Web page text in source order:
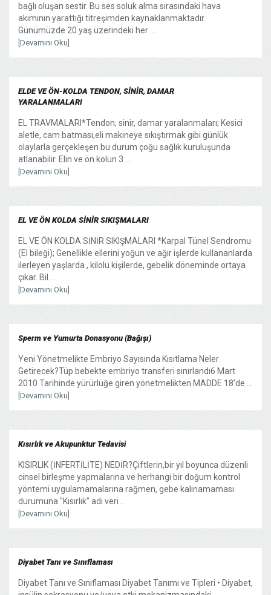
bağlı oluşan sestir. Bu ses soluk alma sırasındaki hava
akımının yarattığı titreşimden kaynaklanmaktadır.
Günümüzde 20 yaş üzerindeki her ...
[Devamını Oku]
ELDE VE ÖN-KOLDA TENDON, SİNİR, DAMAR
YARALANMALARI
EL TRAVMALARI*Tendon, sinir, damar yaralanmaları; Kesici
aletle, cam batması,eli makineye sıkıştırmak gibi günlük
olaylarla gerçekleşen bu durum çoğu sağlık kuruluşunda
atlanabilir. Elin ve ön kolun 3 ...
[Devamını Oku]
EL VE ÖN KOLDA SİNİR SIKIŞMALARI
EL VE ÖN KOLDA SİNİR SIKIŞMALARI *Karpal Tünel Sendromu
(El bileği); Genellikle ellerini yoğun ve ağır işlerde kullananlarda
ilerleyen yaşlarda , kilolu kişilerde, gebelik döneminde ortaya
çıkar. Bil ...
[Devamını Oku]
Sperm ve Yumurta Donasyonu (Bağışı)
Yeni Yönetmelikte Embriyo Sayısında Kısıtlama Neler
Getirecek?Tüp bebekte embriyo transferi sınırlandı6 Mart
2010 Tarihinde yürürlüğe giren yönetmelikten MADDE 18'de ...
[Devamını Oku]
Kısırlık ve Akupunktur Tedavisi
KISIRLIK (İNFERTİLİTE) NEDİR?Çiftlerin,bir yıl boyunca düzenli
cinsel birleşme yapmalarına ve herhangi bir doğum kontrol
yöntemi uygulamamalarına rağmen, gebe kalınamaması
durumuna "Kısırlık" adı veri ...
[Devamını Oku]
Diyabet Tanı ve Sınıflaması
Diyabet Tanı ve Sınıflaması Diyabet Tanımı ve Tipleri • Diyabet,